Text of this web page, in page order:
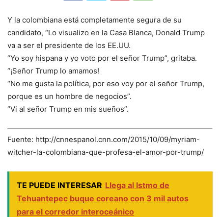
Y la colombiana está completamente segura de su
candidato, “Lo visualizo en la Casa Blanca, Donald Trump
va a ser el presidente de los EE.UU.
“Yo soy hispana y yo voto por el señor Trump”, gritaba.
“¡Señor Trump lo amamos!
“No me gusta la política, por eso voy por el señor Trump,
porque es un hombre de negocios”.
“Vi al señor Trump en mis sueños”.
Fuente: http://cnnespanol.cnn.com/2015/10/09/myriam-
witcher-la-colombiana-que-profesa-el-amor-por-trump/
TE PUEDE INTERESAR Llega al Istmo de
Tehuantepec buque coreano con 3 mil autos
para el corredor interoceánico